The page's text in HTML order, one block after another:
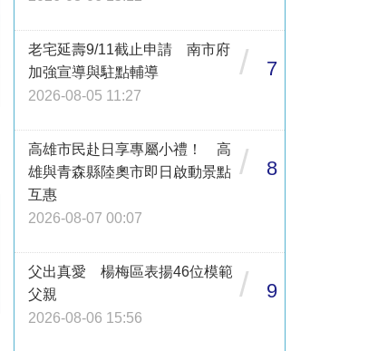
老宅延壽9/11截止申請 南市府
加強宣導與駐點輔導
2026-08-05 11:27
/ 7
高雄市民赴日享專屬小禮！ 高
雄與青森縣陸奧市即日啟動景點
互惠
2026-08-07 00:07
/ 8
父出真愛 楊梅區表揚46位模範
父親
2026-08-06 15:56
/ 9